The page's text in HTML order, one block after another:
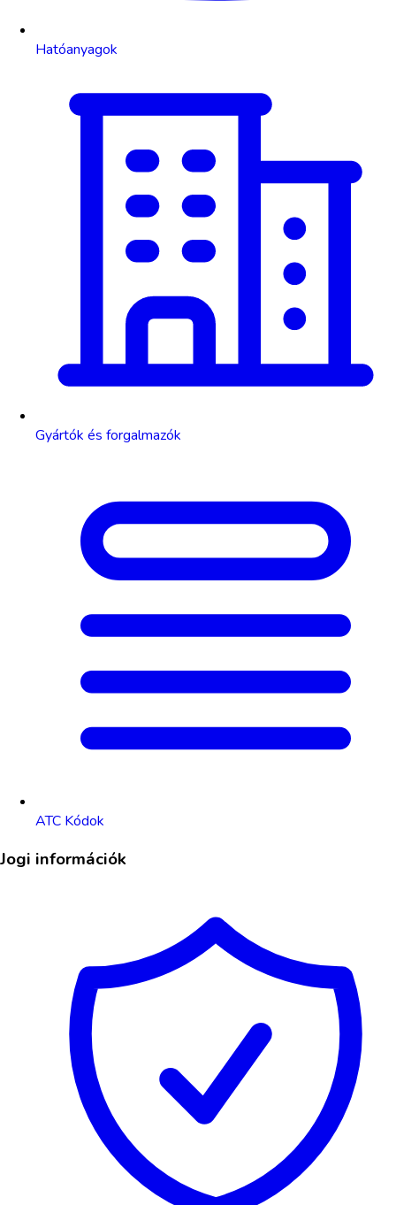
Hatóanyagok
Gyártók és forgalmazók
ATC Kódok
Jogi információk